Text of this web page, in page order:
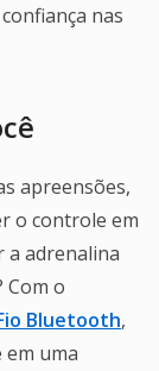
nas
apreensões,
o controle em
a adrenalina
Com o
Bluetooth,
uma